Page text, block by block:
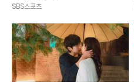
SBS스포츠